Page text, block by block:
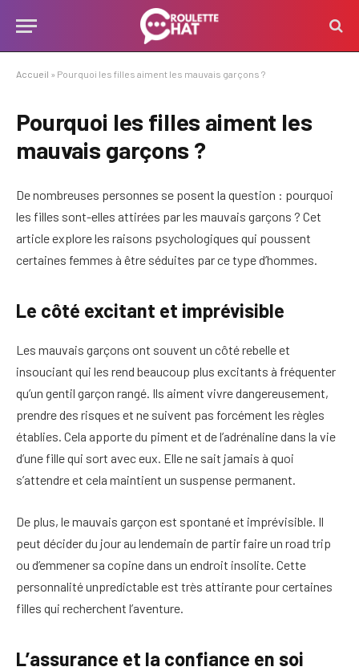
Accueil » Pourquoi les filles aiment les mauvais garçons ?
Pourquoi les filles aiment les
mauvais garçons ?
De nombreuses personnes se posent la question : pourquoi
les filles sont-elles attirées par les mauvais garçons ? Cet
article explore les raisons psychologiques qui poussent
certaines femmes à être séduites par ce type d’hommes.
Le côté excitant et imprévisible
Les mauvais garçons ont souvent un côté rebelle et
insouciant qui les rend beaucoup plus excitants à fréquenter
qu’un gentil garçon rangé. Ils aiment vivre dangereusement,
prendre des risques et ne suivent pas forcément les règles
établies. Cela apporte du piment et de l’adrénaline dans la vie
d’une fille qui sort avec eux. Elle ne sait jamais à quoi
s’attendre et cela maintient un suspense permanent.
De plus, le mauvais garçon est spontané et imprévisible. Il
peut décider du jour au lendemain de partir faire un road trip
ou d’emmener sa copine dans un endroit insolite. Cette
personnalité unpredictable est très attirante pour certaines
filles qui recherchent l’aventure.
L’assurance et la confiance en soi